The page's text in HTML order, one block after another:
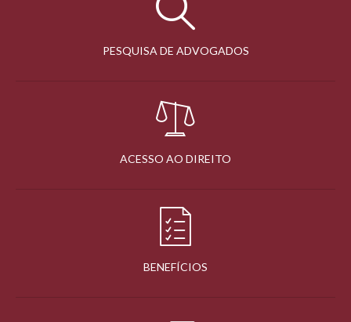
PESQUISA DE ADVOGADOS
ACESSO AO DIREITO
BENEFÍCIOS